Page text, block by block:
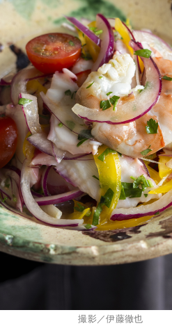
撮影／伊藤徹也